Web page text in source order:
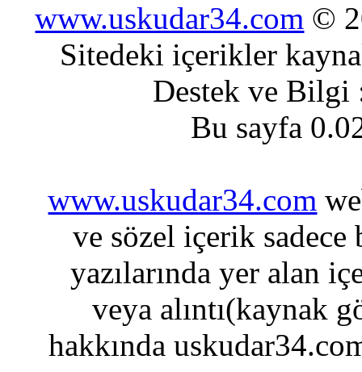
www.uskudar34.com ©
Sitedeki içerikler
Destek ve
Bu sayfa
www.uskudar34.com
ve sözel içerik sadece
yazılarında yer alan
veya alıntı(kaynak
hakkında